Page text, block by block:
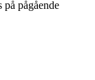
på pågående